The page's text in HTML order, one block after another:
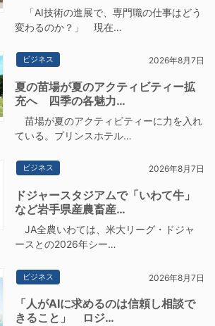
「AI技術の進展で、専門職の仕事はどう
変わるのか？」 現在…
ビジネス 2026年8月7日
夏の苗場が夏のアクティビティー拡
充へ 四季の各魅力…
苗場が夏のアクティビティーに力を入れ
ている。プリンスホテル…
ビジネス 2026年8月7日
ドジャースタジアムで「いわて牛」
など岩手県産農畜産…
JA全農いわては、米大リーグ・ドジャ
ースとの2026年シー…
ビジネス 2026年8月7日
「人がAIに求めるのは信頼し相談で
きること」 ロジ…